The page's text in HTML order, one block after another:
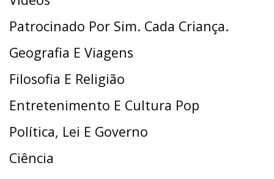
Patrocinado Por Sim. Cada Criança.
Geografia E Viagens
Filosofia E Religião
Entretenimento E Cultura Pop
Política, Lei E Governo
Ciência